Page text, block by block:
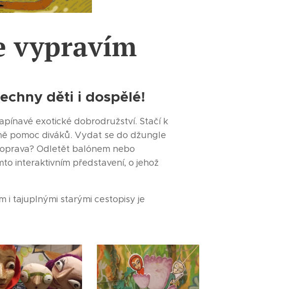
vypravím
děti i dospělé!
exotické dobrodružství. Stačí k
pomoc diváků. Vydat se do džungle
Odletět balónem nebo
interaktivním představení, o jehož
i tajuplnými starými cestopisy je